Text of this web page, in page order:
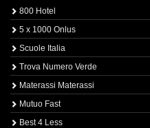
800 Hotel
5 x 1000 Onlus
Scuole Italia
Trova Numero Verde
Materassi Materassi
Mutuo Fast
Best 4 Less